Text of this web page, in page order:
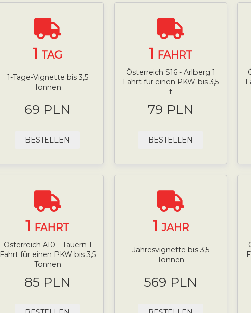
1 TAG
1-Tage-Vignette bis 3,5
Tonnen
69 PLN
BESTELLEN
1 FAHRT
Österreich S16 - Arlberg 1
Fahrt für einen PKW bis 3,5
t
79 PLN
BESTELLEN
1 FAHRT
Österreich A10 - Tauern 1
Fahrt für einen PKW bis 3,5
Tonnen
85 PLN
1 JAHR
Jahresvignette bis 3,5
Tonnen
569 PLN